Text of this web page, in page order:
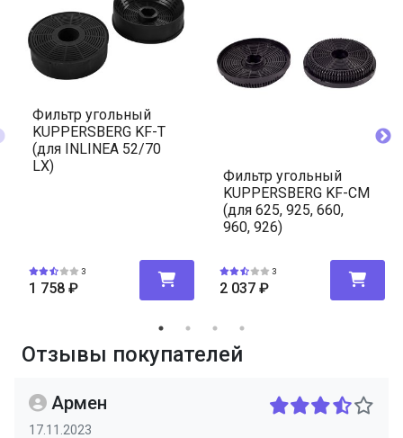
Фильтр угольный
KUPPERSBERG KF-T
(для INLINEA 52/70
LX)
3
1 758 ₽
Фильтр угольный
KUPPERSBERG KF-CM
(для 625, 925, 660,
960, 926)
3
2 037 ₽
Отзывы покупателей
Армен
17.11.2023